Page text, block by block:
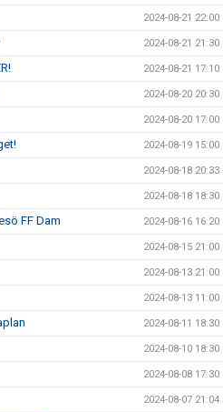
2024-08-21 22:00
2024-08-21 21:30
2024-08-21 17:10
2024-08-20 20:30
2024-08-20 17:00
2024-08-19 15:00
2024-08-18 20:33
2024-08-18 18:30
FF Dam 2024-08-16 16:20
2024-08-15 21:00
2024-08-13 21:00
2024-08-13 11:00
2024-08-11 18:30
2024-08-10 18:30
2024-08-08 17:30
2024-08-07 21:04